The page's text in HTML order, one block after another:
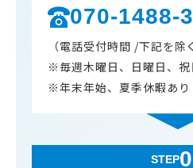
070-1488-
（電話受付時間 /下記を除
※毎週木曜日、日曜日、祝
※年末年始、夏季休暇あり
STEP